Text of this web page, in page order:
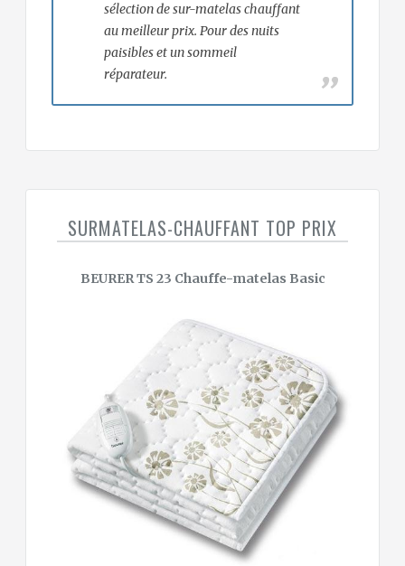
sélection de sur-matelas chauffant
au meilleur prix. Pour des nuits
paisibles et un sommeil
réparateur.
SURMATELAS-CHAUFFANT TOP PRIX
BEURER TS 23 Chauffe-matelas Basic